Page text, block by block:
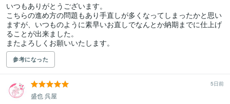
いつもありがとうございます。
こちらの進め方の問題もあり手直しが多くなってしまったかと思い
ますが、いつものように素早いお直しでなんとか納期までに仕上げ
ることが出来ました。
またよろしくお願いいたします。
参考になった
5日前
盛也 呉屋